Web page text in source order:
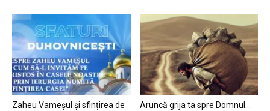
Zaheu Vameșul și sfințirea de
Aruncă grija ta spre Domnul…